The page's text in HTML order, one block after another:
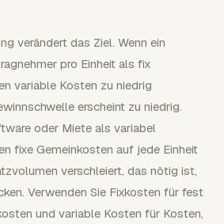
verändert das Ziel. Wenn ein
pro Einheit als fix
variable Kosten zu niedrig
erscheint zu niedrig.
oder Miete als variabel
fixe Gemeinkosten auf jede Einheit
verschleiert, das nötig ist,
Verwenden Sie Fixkosten für fest
und variable Kosten für Kosten,